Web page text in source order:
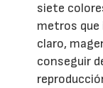
siete
metros que
claro,
conseguir